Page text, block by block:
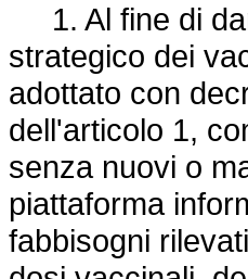
1. Al fine di
strategico dei
adottato con
dell'articolo 1,
senza nuovi o
piattaforma
fabbisogni